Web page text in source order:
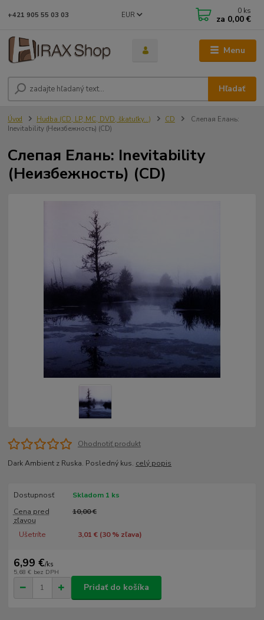
Menu
EUR
Hľadať
+421 905 55 03 03 0 ks
za 0,00 €
Úvod Hudba (CD, LP, MC, DVD, škatuľky...) CD
Слепая Елань:
Inevitability (Неизбежность) (CD)
Слепая Елань: Inevitability
(Неизбежность) (CD)
Ohodnotiť produkt
Dark Ambient z Ruska. Posledný kus. celý popis
Dostupnosť
Skladom 1 ks
Cena pred
zľavou
10,00 €
Ušetríte 3,01 € (30% zľava)
6,99 €/ks
5,68 € bez DPH
Pridať do košíka